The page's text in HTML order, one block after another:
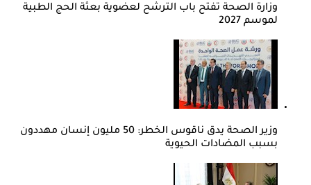
وزارة الصحة تفتح باب الترشح لعضوية بعثة الحج الطبية
لموسم 2027
وزير الصحة يدق ناقوس الخطر: 50 مليون إنسان مهددون
بسبب المضادات الحيوية